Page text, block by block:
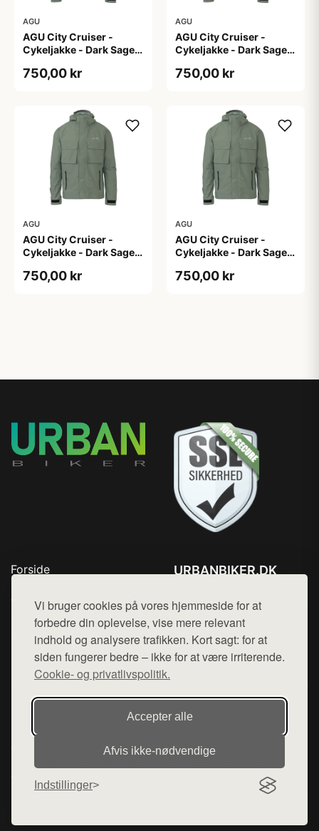
Vi bruger cookies på vores hjemmeside for at
forbedre din oplevelse, vise mere relevant
indhold og analysere trafikken. Kort sagt: for at
siden fungerer bedre – ikke for at være irriterende.
Cookie- og privatlivspolitik.
Accepter alle
Afvis ikke‑nødvendige
Indstillinger
AGU
AGU City Cruiser -
Cykeljakke - Dark Sage -
750,00 kr
AGU
AGU City Cruiser -
Cykeljakke - Dark Sage -
750,00 kr
AGU
AGU City Cruiser -
Cykeljakke - Dark Sage -
750,00 kr
AGU
AGU City Cruiser -
Cykeljakke - Dark Sage -
750,00 kr
Forside
Top Rabatter
Blog
Kontakt
URBANBIKER.DK
Mail: hej@want.dk
Cookie- og privatlivspolitik
Denne side er en del af want.dk, der udgiver en række
hjemmesider med præsentation af forskellige produkter fra
diverse webshops. Der sælges ikke varer fra denne side - vi
varerne på lager.